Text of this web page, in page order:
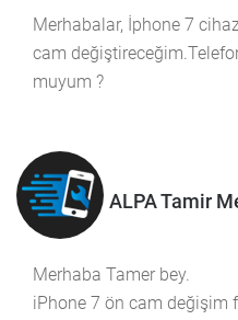
Merhabalar, İphone 7
cam
muyum ?
ALPA Tamir
Merhaba Tamer bey.
iPhone 7 ön cam değişim